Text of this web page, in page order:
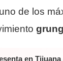
de los
en Tijuana